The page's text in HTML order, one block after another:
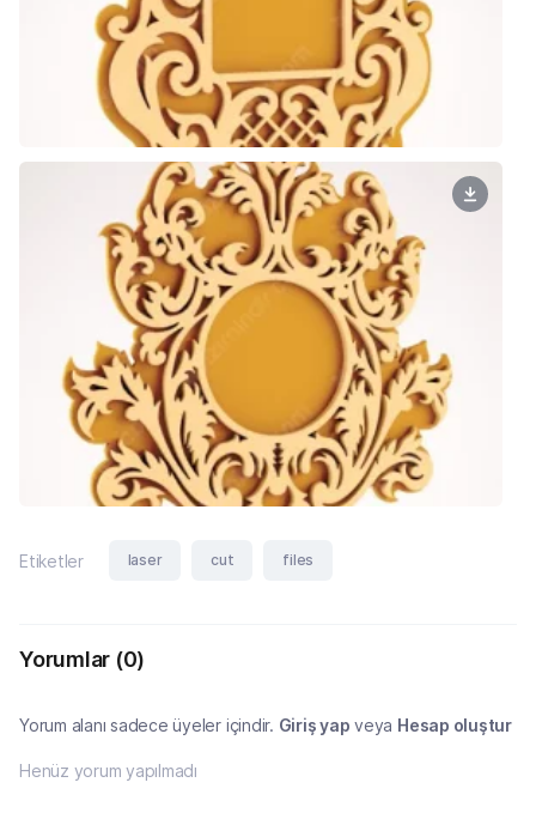
Etiketler laser cut files
Yorumlar (0)
Yorum alanı sadece üyeler içindir. Giriş yap veya Hesap oluştur
Henüz yorum yapılmadı